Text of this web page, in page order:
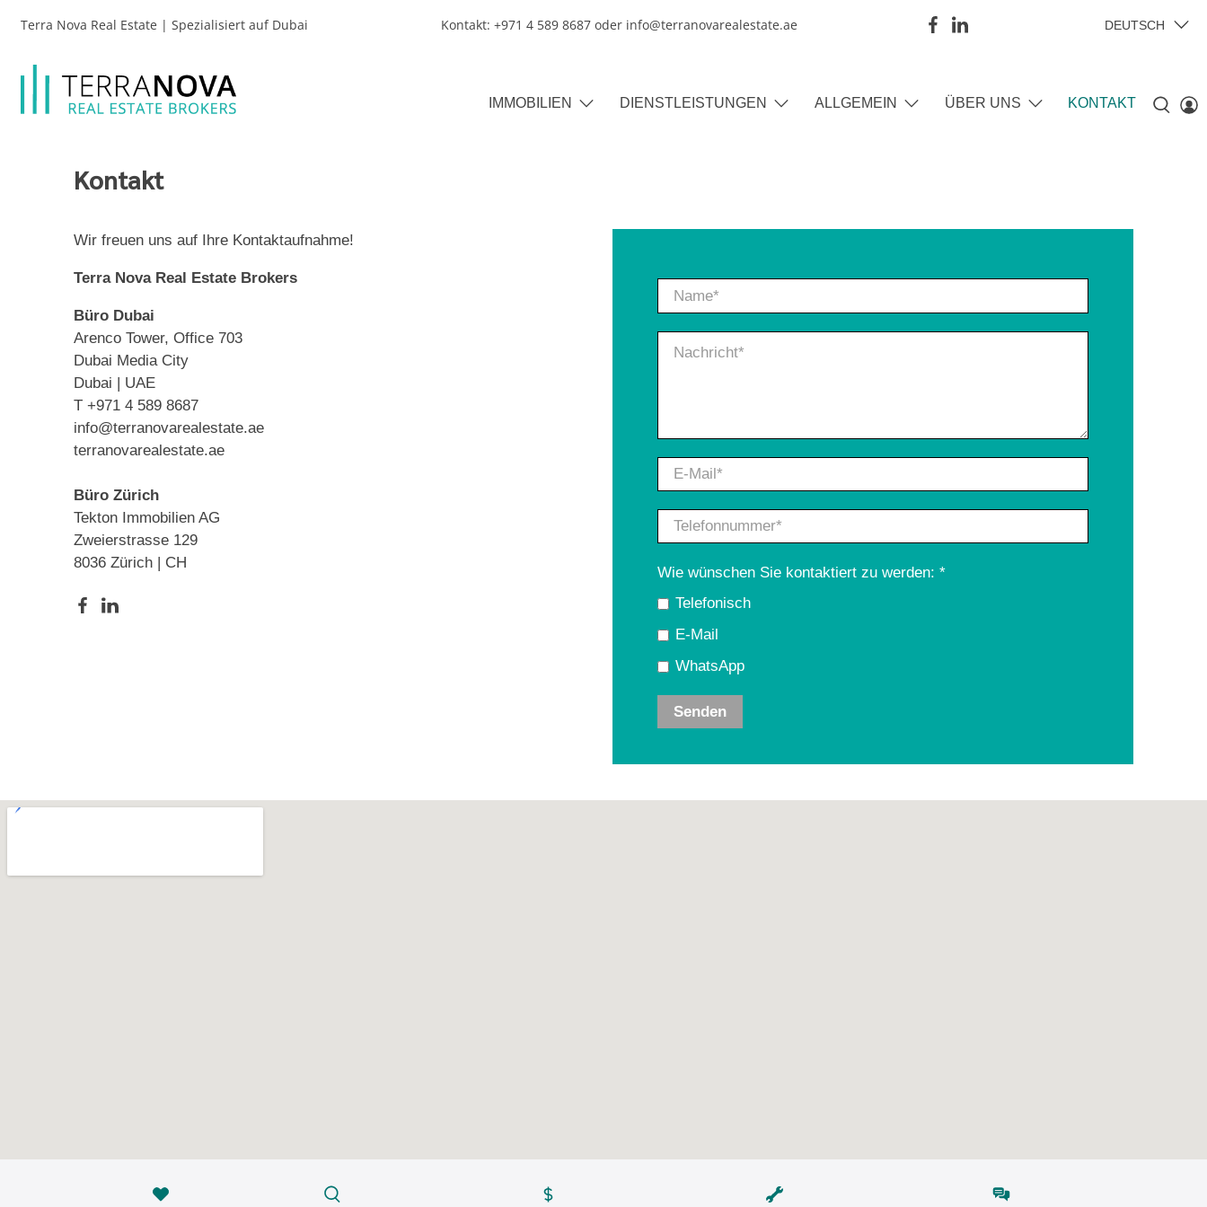
Terra Nova Real Estate | Spezialisiert auf Dubai Kontakt: +971 4 589 8687 oder info@terranovarealestate.ae DEUTSCH
IMMOBILIEN DIENSTLEISTUNGEN ALLGEMEIN ÜBER UNS KONTAKT
Kontakt
Wir freuen uns auf Ihre Kontaktaufnahme!
Terra Nova Real Estate Brokers
Büro Dubai
Arenco Tower, Office 703
Dubai Media City
Dubai | UAE
T +971 4 589 8687
info@terranovarealestate.ae
terranovarealestate.ae
Büro Zürich
Tekton Immobilien AG
Zweierstrasse 129
8036 Zürich | CH
Name*
E-Mail*
Telefonnummer*
Wie wünschen Sie kontaktiert zu werden: *
Telefonisch
E-Mail
WhatsApp
Senden